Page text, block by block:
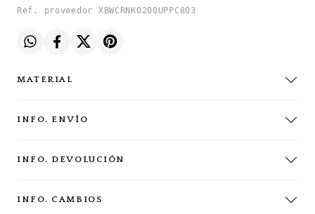
Ref. proveedor XBWCRNK0200UPPC803
MATERIAL
INFO. ENVÍO
INFO. DEVOLUCIÓN
INFO. CAMBIOS